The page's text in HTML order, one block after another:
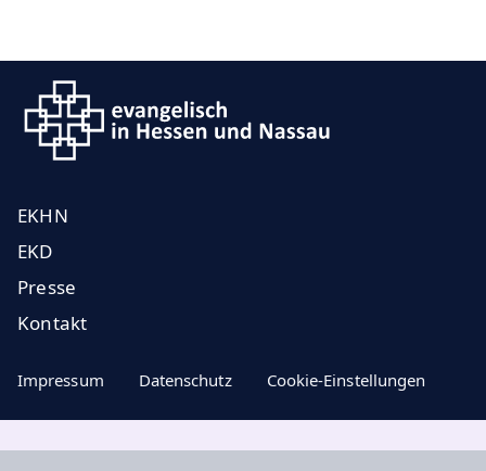
EKHN
EKD
Presse
Kontakt
Impressum Datenschutz Cookie-Einstellungen